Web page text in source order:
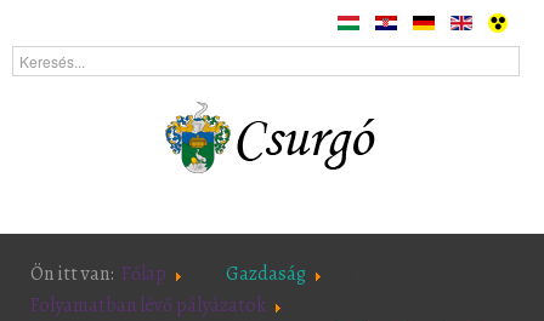
Ön itt van: Főlap
Gazdaság
Folyamatban lévő pályázatok